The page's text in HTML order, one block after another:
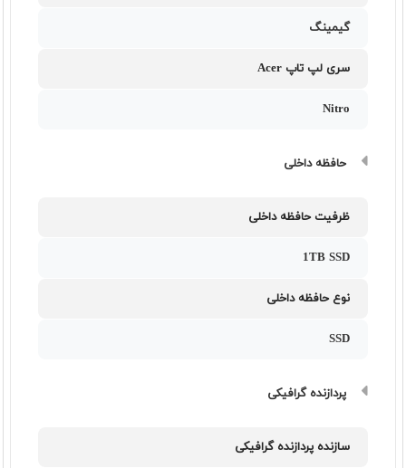
گیمینگ
سری لپ تاپ Acer
Nitro
حافظه داخلی
ظرفیت حافظه داخلی
1TB SSD
نوع حافظه داخلی
SSD
پردازنده گرافیکی
سازنده پردازنده گرافیکی